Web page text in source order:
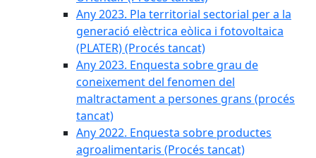
Any 2023. Pla territorial sectorial per a la
generació elèctrica eòlica i fotovoltaica
(PLATER) (Procés tancat)
Any 2023. Enquesta sobre grau de
coneixement del fenomen del
maltractament a persones grans (procés
tancat)
Any 2022. Enquesta sobre productes
agroalimentaris (Procés tancat)